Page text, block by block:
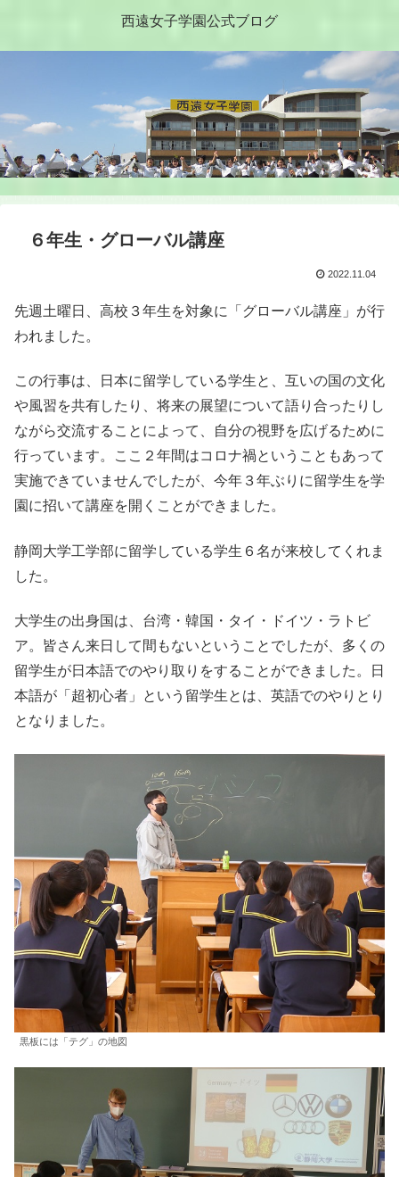
西遠女子学園公式ブログ
６年生・グローバル講座
2022.11.04
先週土曜日、高校３年生を対象に「グローバル講座」が行
われました。
この行事は、日本に留学している学生と、互いの国の文化
や風習を共有したり、将来の展望について語り合ったりし
ながら交流することによって、自分の視野を広げるために
行っています。ここ２年間はコロナ禍ということもあって
実施できていませんでしたが、今年３年ぶりに留学生を学
園に招いて講座を開くことができました。
静岡大学工学部に留学している学生６名が来校してくれま
した。
大学生の出身国は、台湾・韓国・タイ・ドイツ・ラトビ
ア。皆さん来日して間もないということでしたが、多くの
留学生が日本語でのやり取りをすることができました。日
本語が「超初心者」という留学生とは、英語でのやりとり
となりました。
黒板には「テグ」の地図